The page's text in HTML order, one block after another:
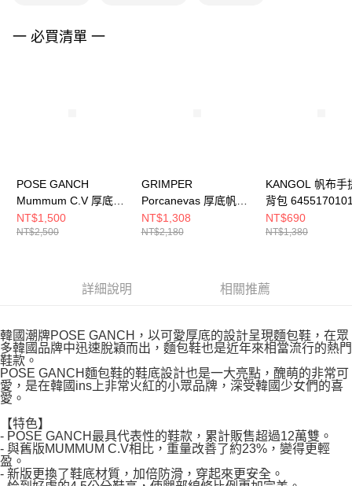
２．關於個人資料處理事宜，請瀏覽以下網址：
一 必買清單 一
POSE GANCH
Mummum C.V 厚底麵
包帆布鞋 二代輕量款
PGMMWH
NT$1,500
NT$2,500
GRIMPER
Porcanevas 厚底帆布
鞋 (Billlie SIYOON同
款) GRPCBK
NT$1,308
NT$2,180
KANGOL 帆布手
背包
NT$690
NT$1,380
詳細說明 相關推薦
韓國潮牌POSE GANCH，以可愛厚底的設計呈現麵包鞋，在眾
多韓國品牌中迅速脫穎而出，麵包鞋也是近年來相當流行的熱門
鞋款。
POSE GANCH麵包鞋的鞋底設計也是一大亮點，醜萌的非常可
愛，是在韓國ins上非常火紅的小眾品牌，深受韓國少女們的喜
愛。
【特色】
- POSE GANCH最具代表性的鞋款，累計販售超過12萬雙。
- 與舊版MUMMUM C.V相比，重量改善了約23%，變得更輕
盈。
- 新版更換了鞋底材質，加倍防滑，穿起來更安全。